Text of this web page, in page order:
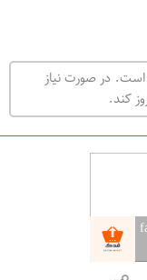
است. در صورت نیاز
کند.